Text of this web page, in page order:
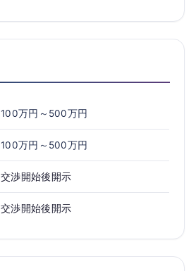
100万円～500万円
100万円～500万円
交渉開始後開示
交渉開始後開示